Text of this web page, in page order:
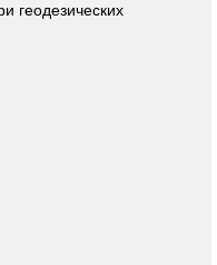
геодезических